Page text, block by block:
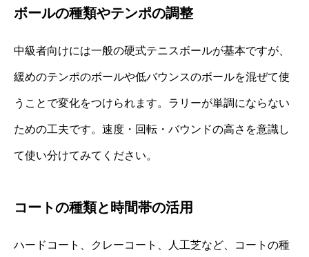
ボールの種類やテンポの調整
中級者向けには一般の硬式テニスボールが基本ですが、
緩めのテンポのボールや低バウンスのボールを混ぜて使
うことで変化をつけられます。ラリーが単調にならない
ための工夫です。速度・回転・バウンドの高さを意識し
て使い分けてみてください。
コートの種類と時間帯の活用
ハードコート、クレーコート、人工芝など、コートの種